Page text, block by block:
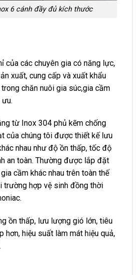
6 cánh đầy đủ kích thước
của các chuyên gia có năng lực,
xuất, cung cấp và xuất khẩu
chăn nuôi gia súc,gia cầm
từ Inox 304 phủ kẽm chống
của chúng tôi được thiết kế lưu
nhau như độ ồn thấp, tốc độ
an toàn. Thường được lắp đặt
cầm khác nhau trên toàn thế
trường hợp vệ sinh đồng thời
ồn thấp, lưu lượng gió lớn, tiêu
hơn, hiệu suất làm mát hiệu quả,